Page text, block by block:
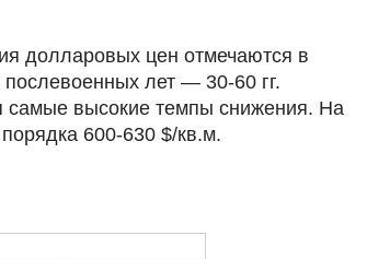
долларовых цен отмечаются в
лет — 30-60 гг.
самые высокие темпы снижения. На
600-630 $/кв.м.